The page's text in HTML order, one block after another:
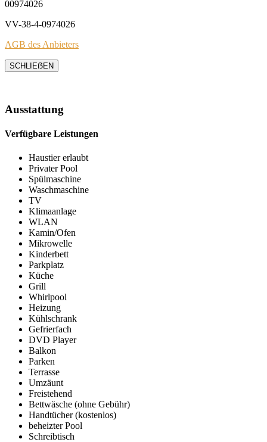
00974026
VV-38-4-0974026
AGB des Anbieters
SCHLIEẞEN
Ausstattung
Verfügbare Leistungen
Haustier erlaubt
Privater Pool
Spülmaschine
Waschmaschine
TV
Klimaanlage
WLAN
Kamin/Ofen
Mikrowelle
Kinderbett
Parkplatz
Küche
Grill
Whirlpool
Heizung
Kühlschrank
Gefrierfach
DVD Player
Balkon
Parken
Terrasse
Umzäunt
Freistehend
Bettwäsche (ohne Gebühr)
Handtücher (kostenlos)
beheizter Pool
Schreibtisch